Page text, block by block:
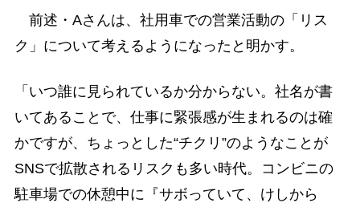
前述・Aさんは、社用車での営業活動の「リス
ク」について考えるようになったと明かす。
「いつ誰に見られているか分からない。社名が書
いてあることで、仕事に緊張感が生まれるのは確
かですが、ちょっとした“チクリ”のようなことが
SNSで拡散されるリスクも多い時代。コンビニの
駐車場での休憩中に『サボっていて、けしから